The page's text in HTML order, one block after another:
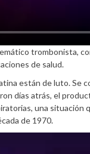
trombonista,
de salud.
están de luto. Se
días atrás, el
una situación
de 1970.